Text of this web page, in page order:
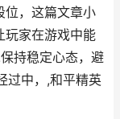
位，这篇文章小
玩家在游戏中能
持稳定心态，避
过中，,和平精英